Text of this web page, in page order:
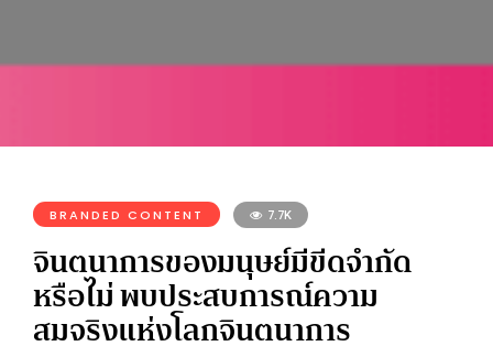
BRANDED CONTENT 7.7K
จินตนาการของมนุษย์มีขีดจำกัด
หรือไม่ พบประสบการณ์ความ
สมจริงแห่งโลกจินตนาการ